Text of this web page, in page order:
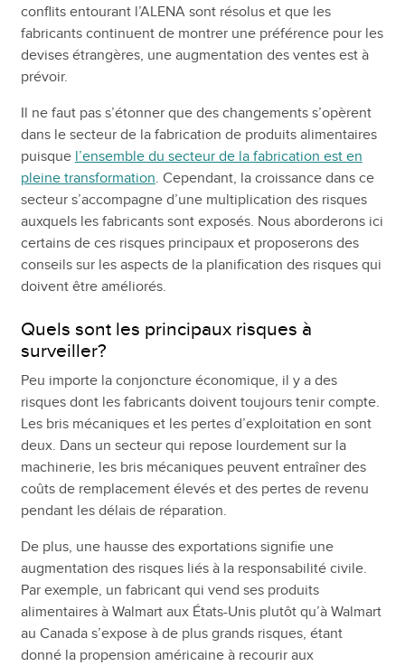
conflits entourant l’ALENA sont résolus et que les
fabricants continuent de montrer une préférence pour les
devises étrangères, une augmentation des ventes est à
prévoir.
Il ne faut pas s’étonner que des changements s’opèrent
dans le secteur de la fabrication de produits alimentaires
puisque l’ensemble du secteur de la fabrication est en
pleine transformation. Cependant, la croissance dans ce
secteur s’accompagne d’une multiplication des risques
auxquels les fabricants sont exposés. Nous aborderons ici
certains de ces risques principaux et proposerons des
conseils sur les aspects de la planification des risques qui
doivent être améliorés.
Quels sont les principaux risques à
surveiller?
Peu importe la conjoncture économique, il y a des
risques dont les fabricants doivent toujours tenir compte.
Les bris mécaniques et les pertes d’exploitation en sont
deux. Dans un secteur qui repose lourdement sur la
machinerie, les bris mécaniques peuvent entraîner des
coûts de remplacement élevés et des pertes de revenu
pendant les délais de réparation.
De plus, une hausse des exportations signifie une
augmentation des risques liés à la responsabilité civile.
Par exemple, un fabricant qui vend ses produits
alimentaires à Walmart aux États-Unis plutôt qu’à Walmart
au Canada s’expose à de plus grands risques, étant
donné la propension américaine à recourir aux